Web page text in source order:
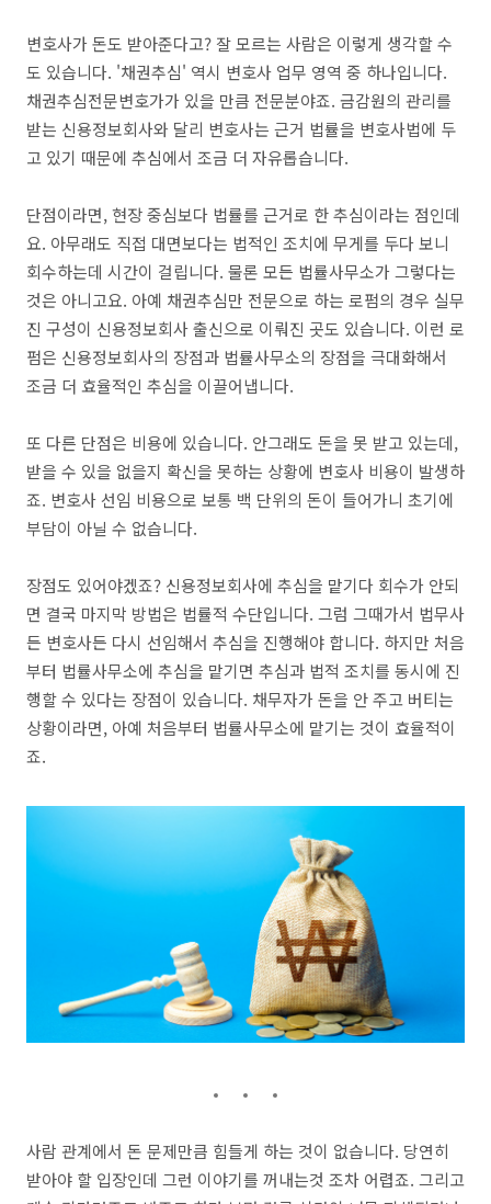
변호사가 돈도 받아준다고? 잘 모르는 사람은 이렇게 생각할 수
도 있습니다. '채권추심' 역시 변호사 업무 영역 중 하나입니다.
채권추심전문변호가가 있을 만큼 전문분야죠. 금감원의 관리를
받는 신용정보회사와 달리 변호사는 근거 법률을 변호사법에 두
고 있기 때문에 추심에서 조금 더 자유롭습니다.
단점이라면, 현장 중심보다 법률를 근거로 한 추심이라는 점인데
요. 아무래도 직접 대면보다는 법적인 조치에 무게를 두다 보니
회수하는데 시간이 걸립니다. 물론 모든 법률사무소가 그렇다는
것은 아니고요. 아예 채권추심만 전문으로 하는 로펌의 경우 실무
진 구성이 신용정보회사 출신으로 이뤄진 곳도 있습니다. 이런 로
펌은 신용정보회사의 장점과 법률사무소의 장점을 극대화해서
조금 더 효율적인 추심을 이끌어냅니다.
또 다른 단점은 비용에 있습니다. 안그래도 돈을 못 받고 있는데,
받을 수 있을 없을지 확신을 못하는 상황에 변호사 비용이 발생하
죠. 변호사 선임 비용으로 보통 백 단위의 돈이 들어가니 초기에
부담이 아닐 수 없습니다.
장점도 있어야겠죠? 신용정보회사에 추심을 맡기다 회수가 안되
면 결국 마지막 방법은 법률적 수단입니다. 그럼 그때가서 법무사
든 변호사든 다시 선임해서 추심을 진행해야 합니다. 하지만 처음
부터 법률사무소에 추심을 맡기면 추심과 법적 조치를 동시에 진
행할 수 있다는 장점이 있습니다. 채무자가 돈을 안 주고 버티는
상황이라면, 아예 처음부터 법률사무소에 맡기는 것이 효율적이
죠.
사람 관계에서 돈 문제만큼 힘들게 하는 것이 없습니다. 당연히
받아야 할 입장인데 그런 이야기를 꺼내는것 조차 어렵죠. 그리고